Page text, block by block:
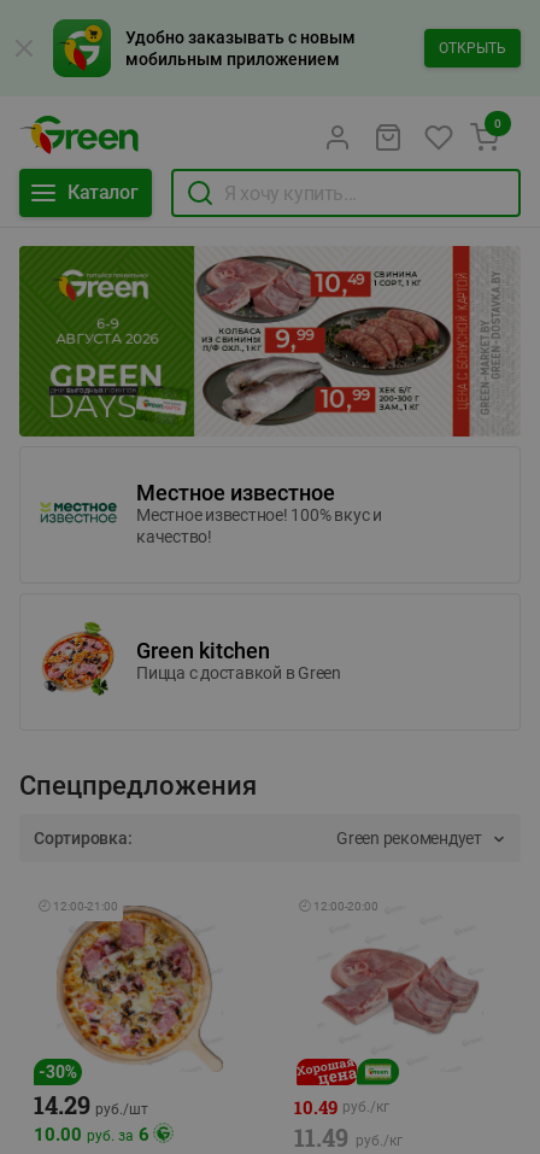
Удобно заказывать с новым
мобильным приложением
ОТКРЫТЬ
Каталог
0
Местное известное
Местное известное! 100% вкус и
качество!
Green kitchen
Пицца c доставкой в Green
Спецпредложения
Сортировка: Green рекомендует
🕘 12:00-21:00
-30%
14.29 руб./шт
10.00 руб. за 6
🕘 12:00-20:00
10.49 руб./кг
11.49 руб./кг